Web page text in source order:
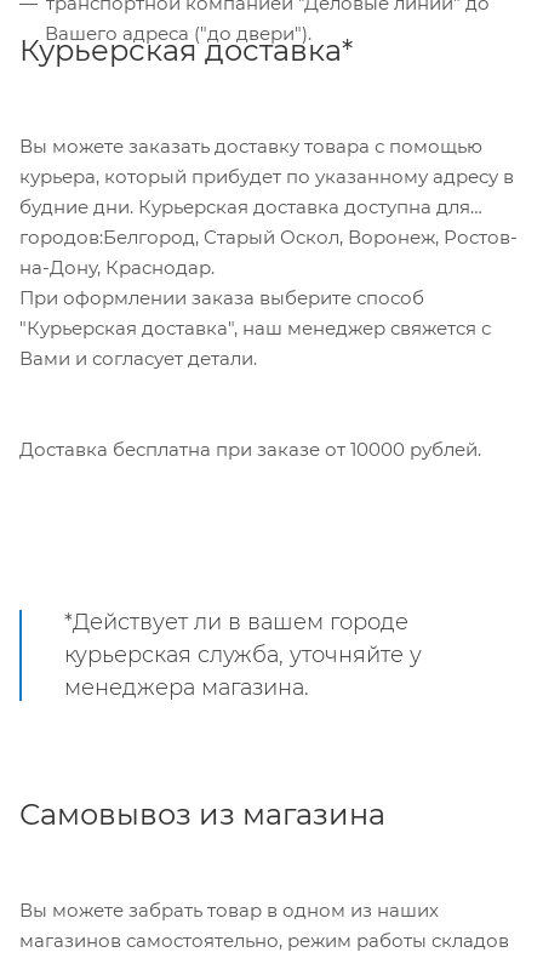
обратившись в отделение своего банка.
Для данного способа оплаты доступны к выбору
Вашего адреса ("до двери").
Курьерская доставка*
Вы можете заказать доставку товара с помощью
курьера, который прибудет по указанному адресу в
будние дни. Курьерская доставка доступна для
городов:Белгород, Старый Оскол, Воронеж, Ростов-
на-Дону, Краснодар.
При оформлении заказа выберите способ
"Курьерская доставка", наш менеджер свяжется с
Вами и согласует детали.
Доставка бесплатна при заказе от 10000 рублей.
*Действует ли в вашем городе
курьерская служба, уточняйте у
менеджера магазина.
Самовывоз из магазина
Вы можете забрать товар в одном из наших
магазинов самостоятельно, режим работы складов